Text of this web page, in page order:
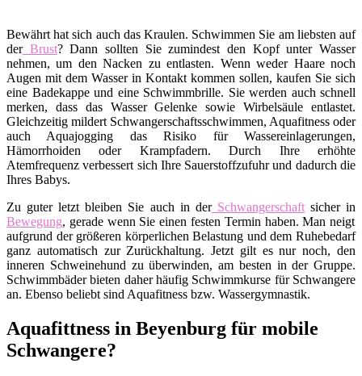
Bewährt hat sich auch das Kraulen. Schwimmen Sie am liebsten auf
derBrust? Dann sollten Sie zumindest den Kopf unter Wasser
nehmen, um den Nacken zu entlasten. Wenn weder Haare noch
Augen mit dem Wasser in Kontakt kommen sollen, kaufen Sie sich
eine Badekappe und eine Schwimmbrille. Sie werden auch schnell
merken, dass das Wasser Gelenke sowie Wirbelsäule entlastet.
Gleichzeitig mildert Schwangerschaftsschwimmen, Aquafitness oder
auch Aquajogging das Risiko für Wassereinlagerungen,
Hämorrhoiden oder Krampfadern. Durch Ihre erhöhte
Atemfrequenz verbessert sich Ihre Sauerstoffzufuhr und dadurch die
Ihres Babys.
Zu guter letzt bleiben Sie auch in derSchwangerschaftsicher in
Bewegung, gerade wenn Sie einen festen Termin haben. Man neigt
aufgrund der größeren körperlichen Belastung und dem Ruhebedarf
ganz automatisch zur Zurückhaltung. Jetzt gilt es nur noch, den
inneren Schweinehund zu überwinden, am besten in der Gruppe.
Schwimmbäder bieten daher häufig Schwimmkurse für Schwangere
an. Ebenso beliebt sind Aquafitness bzw. Wassergymnastik.
Aquafittness in Beyenburg für mobile
Schwangere?